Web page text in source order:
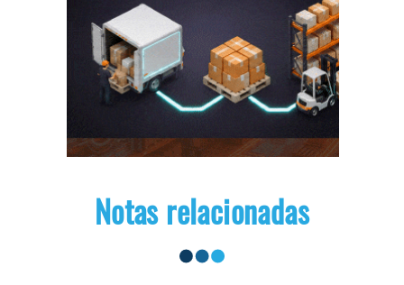
Notas relacionadas